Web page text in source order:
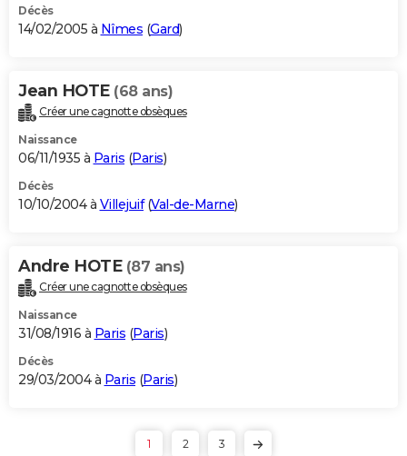
Décès
14/02/2005 à Nîmes (Gard)
Jean HOTE (68 ans)
Créer une cagnotte obsèques
Naissance
06/11/1935 à Paris (Paris)
Décès
10/10/2004 à Villejuif(Val-de-Marne)
Andre HOTE (87 ans)
Créer une cagnotte obsèques
Naissance
31/08/1916 à Paris (Paris)
Décès
29/03/2004 à Paris (Paris)
1 2 3